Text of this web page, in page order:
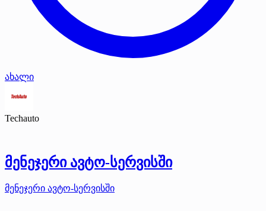
ახალი
Techauto
მენეჯერი ავტო-სერვისში
მენეჯერი ავტო-სერვისში